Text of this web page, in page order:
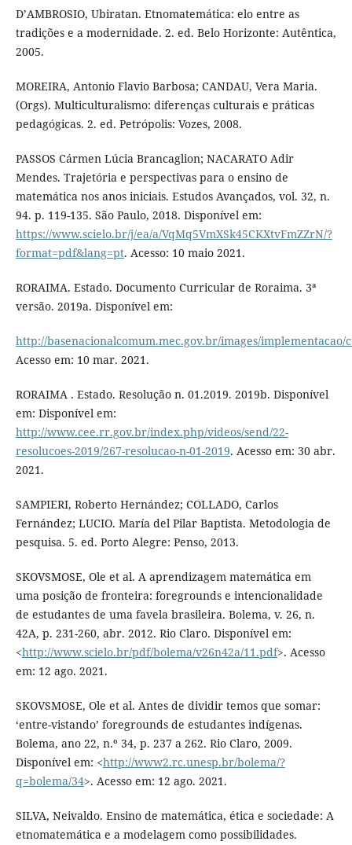
D’AMBROSIO, Ubiratan. Etnomatemática: elo entre as
tradições e a modernidade. 2. ed. Belo Horizonte: Autêntica,
2005.
MOREIRA, Antonio Flavio Barbosa; CANDAU, Vera Maria.
(Orgs). Multiculturalismo: diferenças culturais e práticas
pedagógicas. 2. ed. Petrópolis: Vozes, 2008.
PASSOS Cármen Lúcia Brancaglion; NACARATO Adir
Mendes. Trajetória e perspectivas para o ensino de
matemática nos anos iniciais. Estudos Avançados, vol. 32, n.
94. p. 119-135. São Paulo, 2018. Disponível em:
https://www.scielo.br/j/ea/a/VqMq5VmXSk45CKXtvFmZZrN/?
format=pdf&lang=pt. Acesso: 10 maio 2021.
RORAIMA. Estado. Documento Curricular de Roraima. 3ª
versão. 2019a. Disponível em:
http://basenacionalcomum.mec.gov.br/images/
Acesso em: 10 mar. 2021.
RORAIMA . Estado. Resolução n. 01.2019. 2019b. Disponível
em: Disponível em:
http://www.cee.rr.gov.br/index.php/videos/send/22-
resolucoes-2019/267-resolucao-n-01-2019. Acesso em: 30 abr.
2021.
SAMPIERI, Roberto Hernández; COLLADO, Carlos
Fernández; LUCIO. María del Pilar Baptista. Metodologia de
pesquisa. 5. ed. Porto Alegre: Penso, 2013.
SKOVSMOSE, Ole et al. A aprendizagem matemática em
uma posição de fronteira: foregrounds e intencionalidade
de estudantes de uma favela brasileira. Bolema, v. 26, n.
42A, p. 231-260, abr. 2012. Rio Claro. Disponível em:
<http://www.scielo.br/pdf/bolema/v26n42a/11.pdf>. Acesso
em: 12 ago. 2021.
SKOVSMOSE, Ole et al. Antes de dividir temos que somar:
‘entre-vistando’ foregrounds de estudantes indígenas.
Bolema, ano 22, n.º 34, p. 237 a 262. Rio Claro, 2009.
Disponível em: <http://www2.rc.unesp.br/bolema/?
q=bolema/34>. Acesso em: 12 ago. 2021.
SILVA, Neivaldo. Ensino de matemática, ética e sociedade: A
etnomatemática e a modelagem como possibilidades.